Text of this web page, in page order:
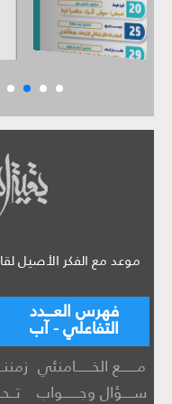
موعد مع الفكر الأصيل
فهرس العـــدد
التفاعلي - آب
مــــــع الخــــــامنئي
ســــؤال وجــــــواب